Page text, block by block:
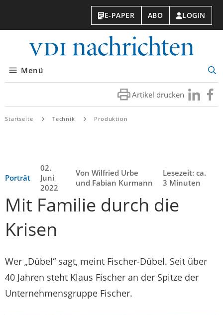
E-PAPER ABO LOGIN
Menü
Artikel drucken Besuchen
Sie
Sie
Startseite Technik Produktion
Porträt
02.
Juni
2022
Von Wilfried Urbe
und Fabian Kurmann
Lesezeit: ca.
3 Minuten
Mit Familie durch die
Krisen
Wer „Dübel“ sagt, meint Fischer-Dübel. Seit über
40 Jahren steht Klaus Fischer an der Spitze der
Unternehmensgruppe Fischer.